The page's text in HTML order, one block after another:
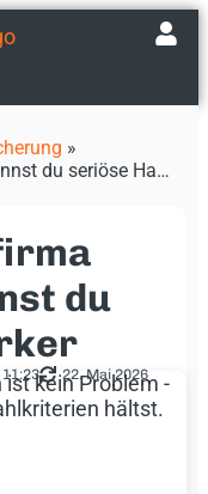
»
Die richtige Baufirma finden: So erkennst du seriöse Handwerker
du
11:23 22. Mai 2026